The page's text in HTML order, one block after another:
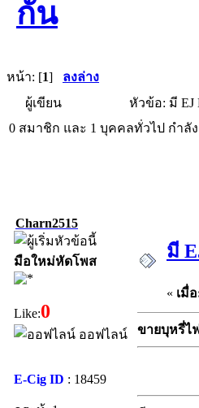
กัน
หน้า: [1] ลงล่าง
ผู้เขียน
หัวข้อ: มี
0 สมาชิก และ 1 บุคคลทั่วไป กำลั
Charn2515
มือใหม่หัดโพส
Like:0
ออฟไลน์
E-Cig ID : 18459
มี
« เมื่
ขายบุหรี่ไ